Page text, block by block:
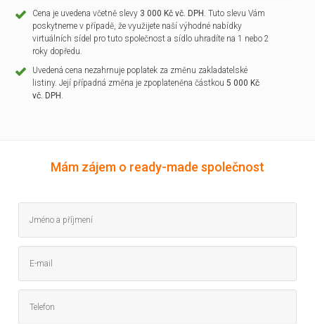
Cena je uvedena včetně slevy 3 000 Kč vč. DPH . Tuto slevu Vám
poskytneme v případě, že využijete naší výhodné nabídky
virtuálních sídel pro tuto společnost a sídlo uhradíte na 1 nebo 2
roky dopředu.
Uvedená cena nezahrnuje poplatek za změnu zakladatelské
listiny. Její případná změna je zpoplateněna částkou5 000 Kč
vč. DPH .
Mám zájem o ready-made společnost